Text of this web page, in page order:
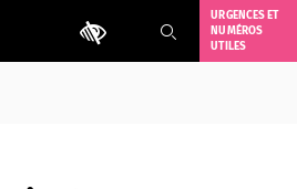
Outils d'accessibilité
URGENCES ET
NUMÉROS
UTILES